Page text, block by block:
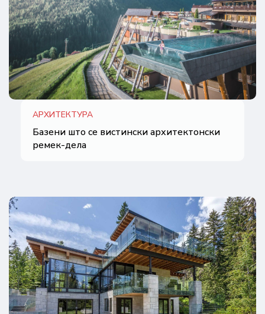
АРХИТЕКТУРА
Базени што се вистински архитектонски
ремек-дела